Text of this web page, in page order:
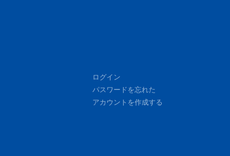
ログイン
パスワードを忘れた
アカウントを作成する